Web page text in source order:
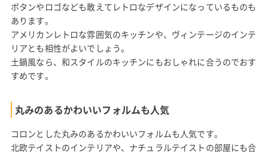
ボタンやロゴなども敢えてレトロなデザインになっているものも
あります。
アメリカンレトロな雰囲気のキッチンや、ヴィンテージのインテ
リアとも相性がよいでしょう。
土鍋風なら、和スタイルのキッチンにもおしゃれに合うのでおす
すめです。
丸みのあるかわいいフォルムも人気
コロンとした丸みのあるかわいいフォルムも人気です。
北欧テイストのインテリアや、ナチュラルテイストの部屋にも合